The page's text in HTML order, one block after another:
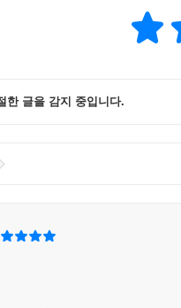
”고 말한다. 또한 자신에게
과거가 아닌 현재의 모습
붐 세대 친구들과 “명절 가
한 글을 감지 중입니다.